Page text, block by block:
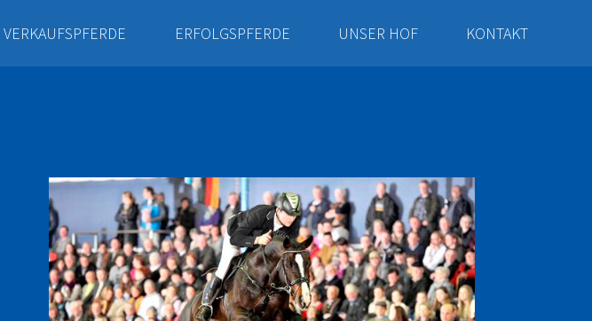
VERKAUFSPFERDE ERFOLGSPFERDE UNSER HOF KONTAKT